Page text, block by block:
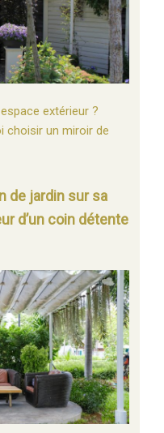
extérieur ?
choisir un miroir de
de jardin sur sa
d’un coin détente